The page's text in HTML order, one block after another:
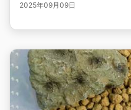
2025年09月09日